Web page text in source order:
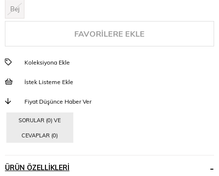
Bej
FAVORILERE EKLE
Koleksiyona Ekle
İstek Listeme Ekle
Fiyat Düşünce Haber Ver
SORULAR (0) VE
CEVAPLAR (0)
ÜRÜN ÖZELLIKLERI